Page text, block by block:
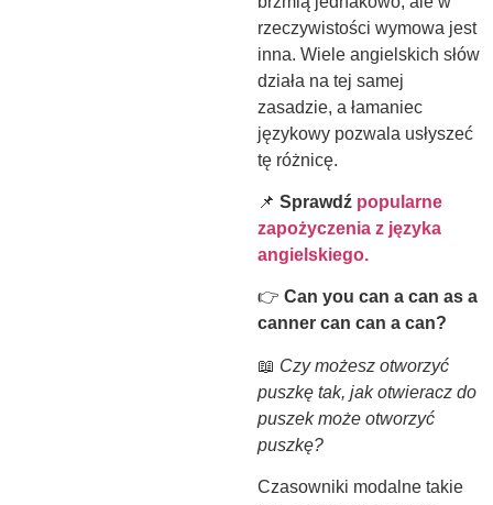
rzeczywistości wymowa jest
inna. Wiele angielskich słów
działa na tej samej
zasadzie, a łamaniec
językowy pozwala usłyszeć
tę różnicę.
📌 Sprawdź popularne
zapożyczenia z języka
angielskiego.
👉 Can you can a can as a
canner can can a can?
📖 Czy możesz otworzyć
puszkę tak, jak otwieracz do
puszek może otworzyć
puszkę?
Czasowniki modalne takie